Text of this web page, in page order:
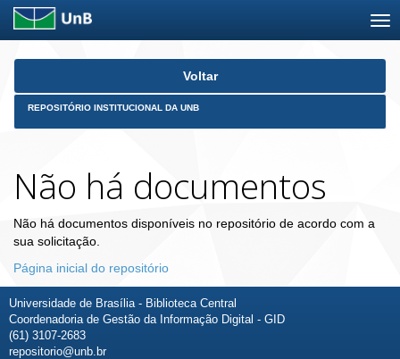
Skip
Voltar
REPOSITÓRIO INSTITUCIONAL DA UNB
Não há documentos
Não há documentos disponíveis no repositório de acordo com a
sua solicitação.
Página inicial do repositório
Universidade de Brasília - Biblioteca Central
Coordenadoria de Gestão da Informação Digital - GID
(61) 3107-2683
repositorio@unb.br